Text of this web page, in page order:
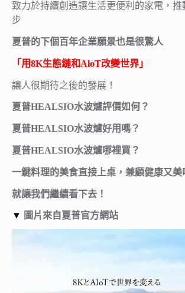
致力於持續創造讓生活更便利的家電，推
步
夏普的下個百年企業願景也是很驚人
「用8K生態鏈和AloT改變世界」
讓人很期待之後的發展！
夏普HEALSIO水波爐評價如何？
夏普HEALSIO水波爐好用嗎？
夏普HEALSIO水波爐哪裡買？
一鍵料理的美食直接上桌，兼顧健康又美
就讓我們繼續看下去！
▼ 圖片來自夏普官方網站